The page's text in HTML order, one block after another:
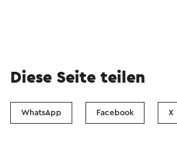
Diese Seite teilen
WhatsApp Facebook X